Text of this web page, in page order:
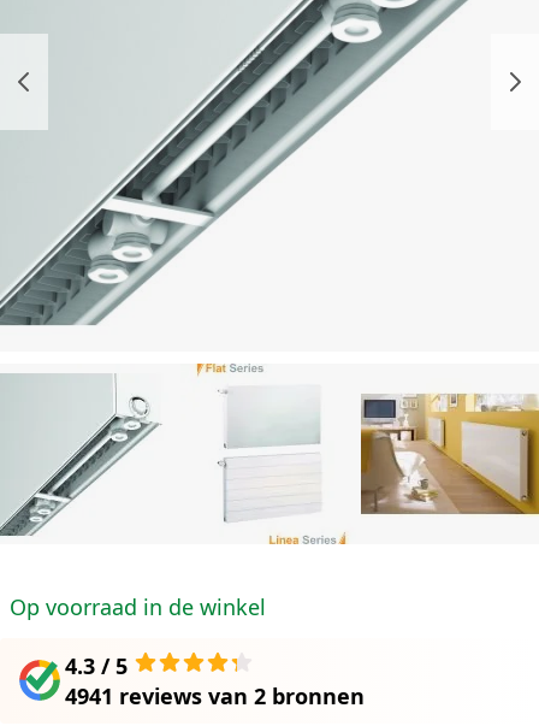
Op voorraad in de winkel
4.3 / 5
4941 reviews van 2 bronnen